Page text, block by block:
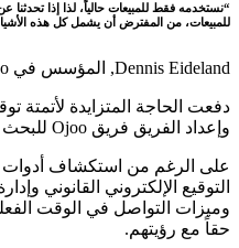
“نستخدمه فقط للمبيعات حالياً، لذا إذا
للمبيعات، من المفترض أن يشمل كل هذه
Dennis Eideland, المؤسس في Ojoo
دفعت الحاجة المتزايدة لأتمتة
وإعداد الفريق فريق Ojoo للبحث عن حل أكثر تكاملاً وقابلية للتوسع.
التوقيع الإلكتروني القانوني
وميزات التواصل في الوقت
حقاً مع رؤيتهم.